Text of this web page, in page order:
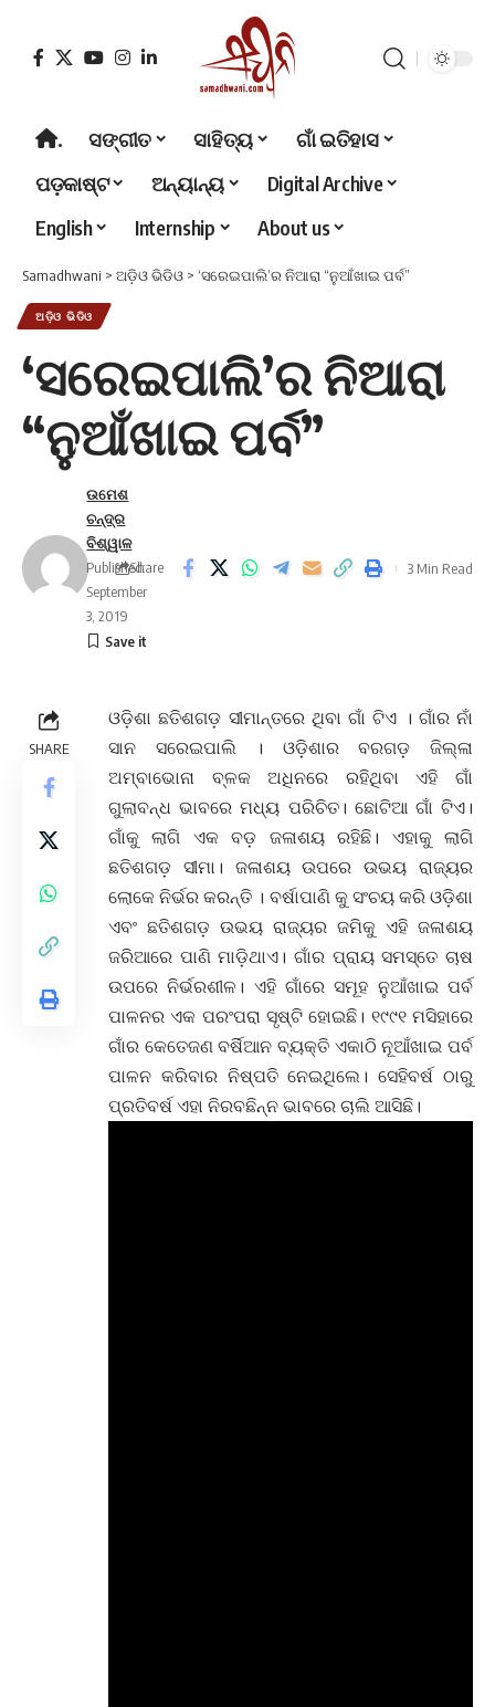
. ସଙ୍ଗୀତ ସାହିତ୍ୟ
ଗାଁ ଇତିହାସ
ପଡ଼କାଷ୍ଟ
ଅନ୍ୟାନ୍ୟ
Digital Archive
English
Internship About us
Samadhwani > ଅଡ଼ିଓ ଭିଡିଓ > ‘ସରେଇପାଲି’ର ନିଆରା “ନୁଆଁଖାଇ ପର୍ବ”
ଅଡ଼ିଓ ଭିଡିଓ
‘ସରେଇପାଲି’ର ନିଆରା
“ନୁଆଁଖାଇ ପର୍ବ”
ଉମେଶ
ଚନ୍ଦ୍ର
ବିଶ୍ୱାଳ
Published:
September
3, 2019
Share 3 Min Read
SHARE
ଓଡ଼ିଶା ଛତିଶଗଡ଼ ସୀମାନ୍ତରେ ଥିବା ଗାଁ ଟିଏ । ଗାଁର ନାଁ
ସାନ ସରେଇପାଲି । ଓଡ଼ିଶାର ବରଗଡ଼ ଜିଲ୍ଳା
ଅମ୍ବାଭୋନା ବ୍ଳକ ଅଧିନରେ ରହିଥିବା ଏହି ଗାଁ
ଗୁଲାବନ୍ଧ ଭାବରେ ମଧ୍ୟ ପରିଚିତ। ଛୋଟିଆ ଗାଁ ଟିଏ।
ଗାଁକୁ ଲାଗି ଏକ ବଡ଼ ଜଳାଶୟ ରହିଛି। ଏହାକୁ ଲାଗି
ଛତିଶଗଡ଼ ସୀମା। ଜଳାଶୟ ଉପରେ ଉଭୟ ରାଜ୍ୟର
ଲୋକେ ନିର୍ଭର କରନ୍ତି । ବର୍ଷାପାଣି କୁ ସଂଚୟ କରି ଓଡ଼ିଶା
ଏବଂ ଛତିଶଗଡ଼ ଉଭୟ ରାଜ୍ୟର ଜମିକୁ ଏହି ଜଳାଶୟ
ଜରିଆରେ ପାଣି ମାଡ଼ିଥାଏ। ଗାଁର ପ୍ରାୟ ସମସ୍ତେ ଚାଷ
ଉପରେ ନିର୍ଭରଶୀଳ। ଏହି ଗାଁରେ ସମୂହ ନୁଆଁଖାଇ ପର୍ବ
ପାଳନର ଏକ ପରଂପରା ସୃଷ୍ଟି ହୋଇଛି। ୧୯୯୧ ମସିହାରେ
ଗାଁର କେତେଜଣ ବର୍ଷିଆନ ବ୍ୟକ୍ତି ଏକାଠି ନୂଆଁଖାଇ ପର୍ବ
ପାଳନ କରିବାର ନିଷ୍ପତି ନେଇଥିଲେ। ସେହିବର୍ଷ ଠାରୁ
ପ୍ରତିବର୍ଷ ଏହା ନିରବଛିନ୍ନ ଭାବରେ ଚାଲି ଆସିଛି।